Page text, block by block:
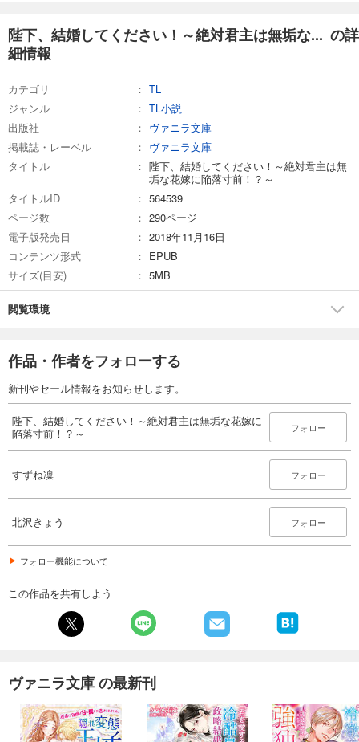
陛下、結婚してください！～絶対君主は無垢な... の詳
細情報
カテゴリ
TL
ジャンル
TL小説
出版社
ヴァニラ文庫
掲載誌・レーベル
ヴァニラ文庫
タイトル
陛下、結婚してください！～絶対君主は無
垢な花嫁に陥落寸前！？～
タイトルID
564539
ページ数
290ページ
電子版発売日
2018年11月16日
コンテンツ形式
EPUB
サイズ(目安)
5MB
閲覧環境
作品・作者をフォローする
新刊やセール情報をお知らせします。
陛下、結婚してください！～絶対君主は無垢な花嫁に
陥落寸前！？～
フォロー
すずね凜 フォロー
北沢きょう フォロー
フォロー機能について
この作品を共有しよう
ヴァニラ文庫 の最新刊